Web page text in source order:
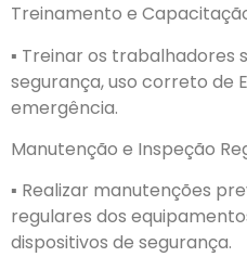
Treinamento e
▪︎ Treinar os
segurança, uso correto de
emergência.
Manutenção e Inspeção
▪︎ Realizar manutenções
regulares dos
dispositivos de segurança.